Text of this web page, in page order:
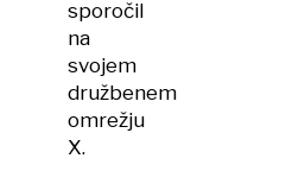
sporočil
na
svojem
družbenem
omrežju
X.